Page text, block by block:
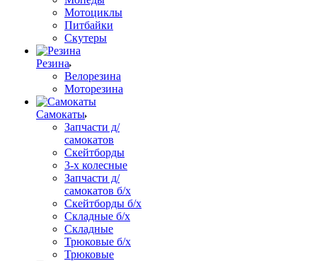
Мотоциклы
Питбайки
Скутеры
Резина
Велорезина
Моторезина
Самокаты
Запчасти д/
самокатов
Скейтборды
3-х колесные
Запчасти д/
самокатов б/х
Скейтборды б/х
Складные б/х
Складные
Трюковые б/х
Трюковые